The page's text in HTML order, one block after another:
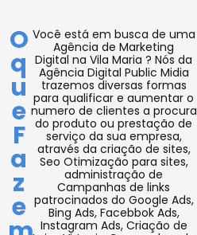
O
q
u
e
F
a
z
e
Você está em busca de uma
Agência de Marketing
Digital na Vila Maria ? Nós da
Agência Digital Public Midia
trazemos diversas formas
para qualificar e aumentar o
numero de clientes a procura
do produto ou prestação de
serviço da sua empresa,
através da criação de sites,
Seo Otimização para sites,
administração de
Campanhas de links
patrocinados do Google Ads,
Bing Ads, Facebbok Ads,
Instagram Ads, Criação de